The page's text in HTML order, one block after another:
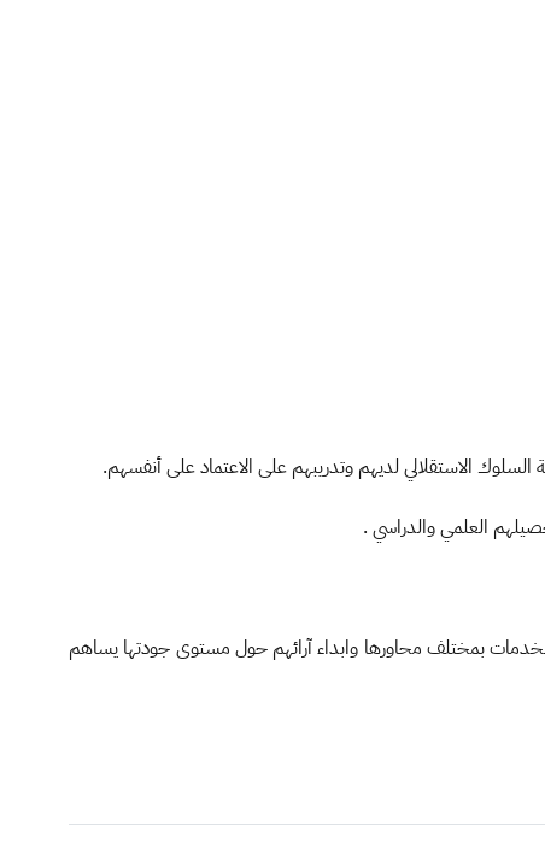
بمختلف محاورها وابداء آرائهم حول مستوى جودتها يساهم